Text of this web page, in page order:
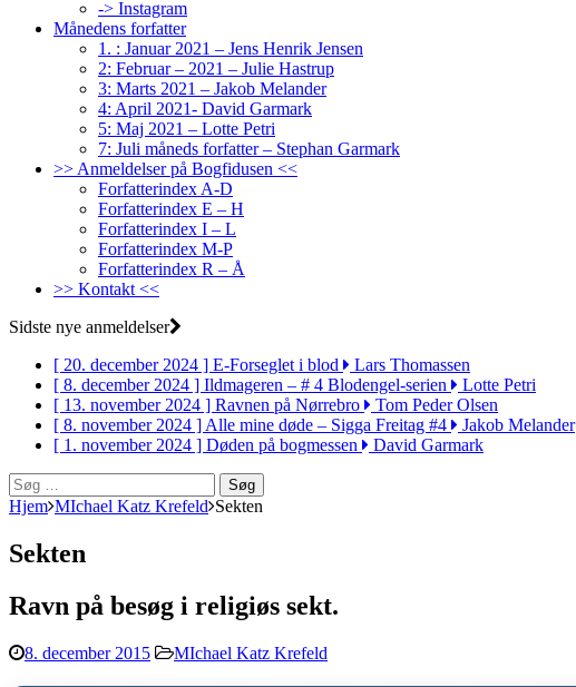
-> Instagram
Månedens forfatter
1. : Januar 2021 – Jens Henrik Jensen
2: Februar – 2021 – Julie Hastrup
3: Marts 2021 – Jakob Melander
4: April 2021- David Garmark
5: Maj 2021 – Lotte Petri
7: Juli måneds forfatter – Stephan Garmark
>> Anmeldelser på Bogfidusen <<
Forfatterindex A-D
Forfatterindex E – H
Forfatterindex I – L
Forfatterindex M-P
Forfatterindex R – Å
>> Kontakt <<
Sidste nye anmeldelser
[ 20. december 2024 ] E-Forseglet i blod
Lars Thomassen
[ 8. december 2024 ] Ildmageren – # 4 Blodengel-serien
Lotte Petri
[ 13. november 2024 ] Ravnen på Nørrebro
Tom Peder Olsen
[ 8. november 2024 ]Alle mine døde – Sigga Freitag #4
Jakob Melander
[ 1. november 2024 ] Døden på bogmessen
David Garmark
Søg
efter:
Hjem MIchael Katz Krefeld Sekten
Sekten
Ravn på besøg i religiøs sekt.
8. december 2015 MIchael Katz Krefeld